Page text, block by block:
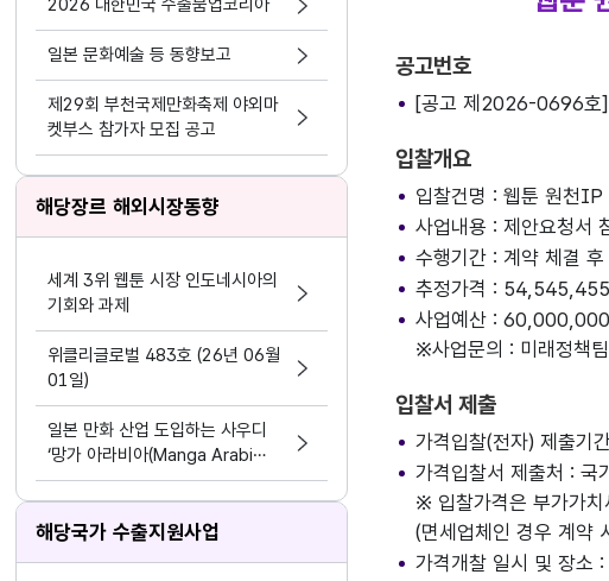
2026 대한민국 수출붐업코리아
일본 문화예술 등 동향보고
제29회 부천국제만화축제 야외마
켓부스 참가자 모집 공고
해당장르 해외시장동향
세계 3위 웹툰 시장 인도네시아의
기회와 과제
위클리글로벌 483호 (26년 06월
01일)
일본 만화 산업 도입하는 사우디
‘망가 아라비아(Manga Arabi
a)’·‘망가 프로덕션(Manga Produ
ctions)’, 한국 웹툰 진출과 현지
반응
해당국가 수출지원사업
공고번호
[공고 제2026-0696호]
입찰개요
입찰건명 : 웹툰 원천
사업내용 : 제안요청서
수행기간 : 계약 체결
추정가격 :
사업예산 :
※사업문의 : 미래정
입찰서 제출
가격입찰(전자) 제출
가격입찰서 제출처 :
※ 입찰가격은 부가가
(면세업체인 경우 계약
가격개찰 일시 및 장소